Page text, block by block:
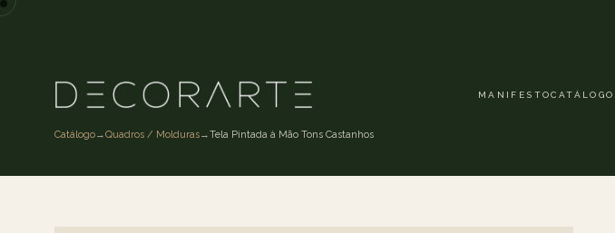
MANIFESTOCATÁLOGO
Catálogo→Quadros / Molduras→Tela Pintada à Mão Tons Castanhos